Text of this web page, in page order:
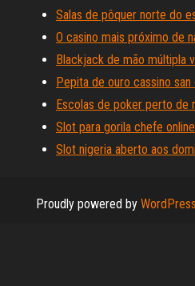
Salas de pôquer norte do
O casino mais próximo de
Blackjack de mão múltipla
Pepita de ouro cassino san
Escolas de poker perto de
Slot para gorila chefe
Slot nigeria aberto aos
Proudly powered by WordPress